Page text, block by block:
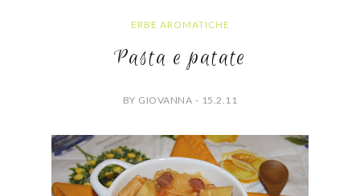
ERBE AROMATICHE
Pasta e patate
BY GIOVANNA - 15.2.11